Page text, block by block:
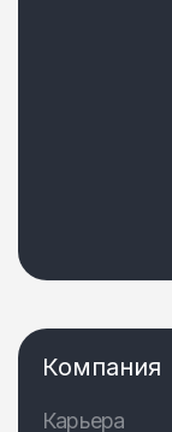
Компания
Карьера